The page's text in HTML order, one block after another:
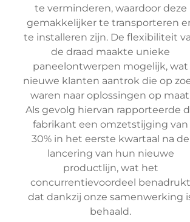
te verminderen, waardoor deze
gemakkelijker te transporteren
te installeren zijn. De flexibiliteit
de draad maakte unieke
paneelontwerpen mogelijk, wat
nieuwe klanten aantrok die op
waren naar oplossingen op
Als gevolg hiervan rapporteerde
fabrikant een omzetstijging van
30% in het eerste kwartaal na de
lancering van hun nieuwe
productlijn, wat het
concurrentievoordeel benadrukt
dat dankzij onze samenwerking
behaald.